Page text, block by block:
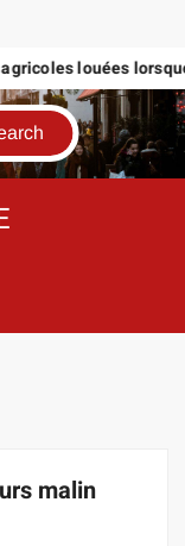
louées lorsque
malin